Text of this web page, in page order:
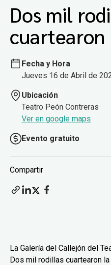
Dos mil
cuartearon
Fecha y Hora
Jueves 16 de Abril de
Ubicación
Teatro Peón Contreras
Ver en google maps
Evento gratuito
Compartir
La Galería del Callejón del
Dos mil rodillas cuartearon